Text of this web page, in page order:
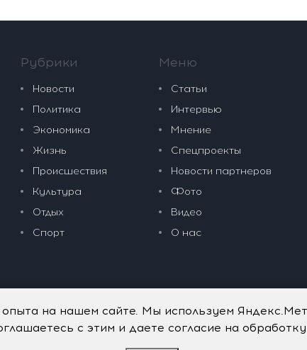
Рубрики
Новости
Политика
Экономика
Жизнь
Происшествия
Культура
Отдых
Спорт
Меню
Статьи
Интервью
Мнение
Спецпроекты
Новости партнеров
Фото
Видео
О нас
на нашем сайте. Мы используем
с этим и даете согласие на